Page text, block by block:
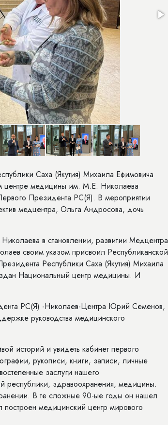
Саха (Якутия) Михаила Ефимовича
центре медицины им. М.Е. Николаева
Президента РС(Я). В мероприятии
медцентра, Ольга Андросова, дочь
в становлении, развитии Медцентра
своим указом присвоил Республиканской
Республики Саха (Якутия) Михаила
Национальный центр медицины. И
РС(Я) -Николаев-Центра Юрий Семенов,
руководства медицинского
историй и увидеть кабинет первого
рукописи, книги, записи, личные
заслуги нашего
республики, здравоохранения, медицины.
В те сложные 90-ые годы он нашел
медицинский центр мирового